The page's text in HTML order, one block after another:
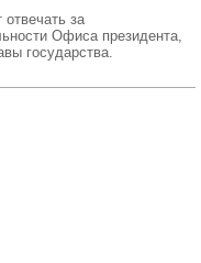
за
Офиса президента,
государства.